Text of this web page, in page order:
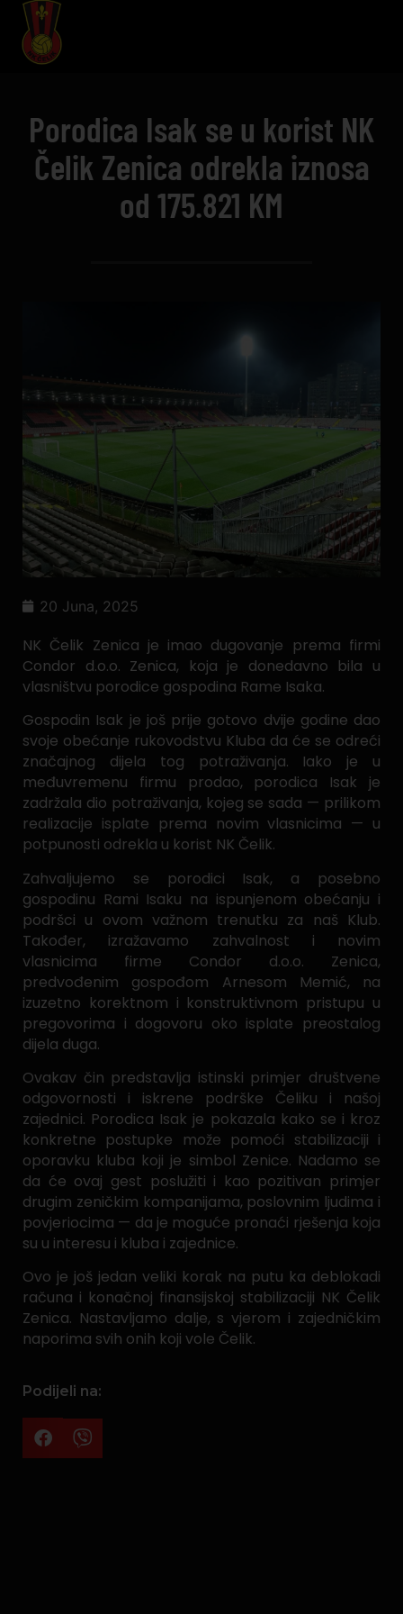
Porodica Isak se u korist NK
Čelik Zenica odrekla iznosa
od 175.821 KM
20 Juna, 2025
NK Čelik Zenica je imao dugovanje prema firmi
Condor d.o.o. Zenica, koja je donedavno bila u
vlasništvu porodice gospodina Rame Isaka.
Gospodin Isak je još prije gotovo dvije godine dao
svoje obećanje rukovodstvu Kluba da će se odreći
značajnog dijela tog potraživanja. Iako je u
međuvremenu firmu prodao, porodica Isak je
zadržala dio potraživanja, kojeg se sada — prilikom
realizacije isplate prema novim vlasnicima — u
potpunosti odrekla u korist NK Čelik.
Zahvaljujemo se porodici Isak, a posebno
gospodinu Rami Isaku na ispunjenom obećanju i
podršci u ovom važnom trenutku za naš Klub.
Također, izražavamo zahvalnost i novim
vlasnicima firme Condor d.o.o. Zenica,
predvođenim gospođom Arnesom Memić, na
izuzetno korektnom i konstruktivnom pristupu u
pregovorima i dogovoru oko isplate preostalog
dijela duga.
Ovakav čin predstavlja istinski primjer društvene
odgovornosti i iskrene podrške Čeliku i našoj
zajednici. Porodica Isak je pokazala kako se i kroz
konkretne postupke može pomoći stabilizaciji i
oporavku kluba koji je simbol Zenice. Nadamo se
da će ovaj gest poslužiti i kao pozitivan primjer
drugim zeničkim kompanijama, poslovnim ljudima i
povjeriocima — da je moguće pronaći rješenja koja
su u interesu i kluba i zajednice.
Ovo je još jedan veliki korak na putu ka deblokadi
računa i konačnoj finansijskoj stabilizaciji NK Čelik
Zenica. Nastavljamo dalje, s vjerom i zajedničkim
naporima svih onih koji vole Čelik.
Podijeli na: